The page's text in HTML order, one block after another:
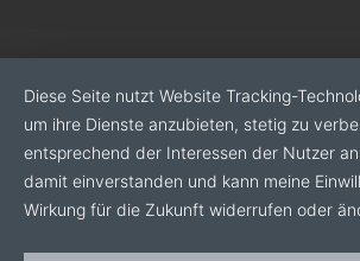
Diese Seite nutzt Website Tracking-
um ihre Dienste anzubieten, stetig zu
entsprechend der Interessen der Nutzer
damit einverstanden und kann meine
Wirkung für die Zukunft widerrufen oder